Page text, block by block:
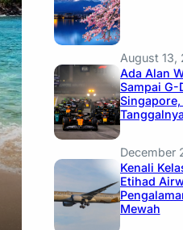
August 13,
Ada Alan
Sampai G-
Singapore,
December
Kenali
Etihad
Mewah